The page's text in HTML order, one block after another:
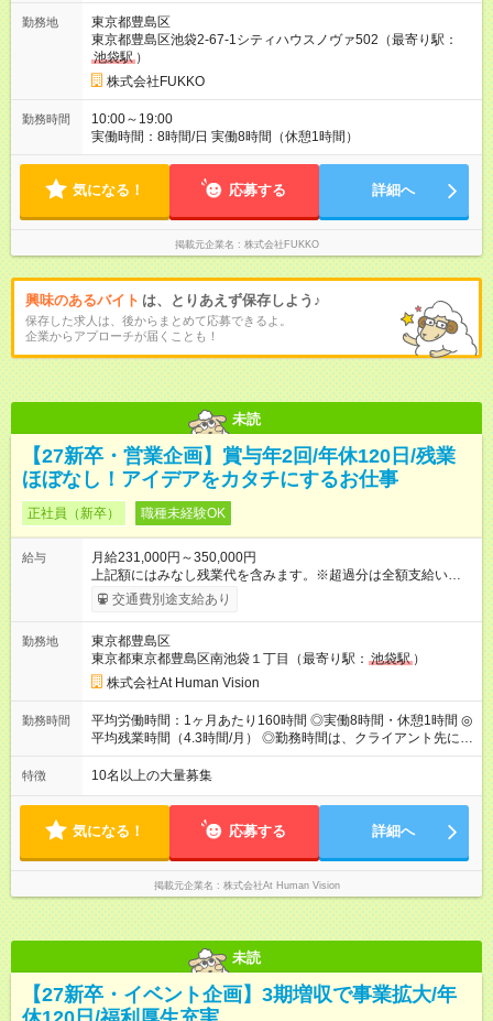
採用（契約社員） 給与：本採用時と同じです。
勤務地
東京都豊島区
東京都豊島区池袋2-67-1シティハウスノヴァ502（最寄り駅：
池袋駅 ）
株式会社FUKKO
勤務時間
10:00～19:00
実働時間：8時間/日 実働8時間（休憩1時間）
気になる！ 応募する 詳細へ
掲載元企業名 株式会社FUKKO
興味のあるバイト は、とりあえず保存しよう♪
保存した求人は、後からまとめて応募できるよ。
企業からアプローチが届くことも！
未読
【27新卒・営業企画】賞与年2回/年休120日/残業
ほぼなし！アイデアをカタチにするお仕事
正社員（新卒） 職種未経験OK
給与
月給231,000円～350,000円
上記額にはみなし残業代を含みます。※超過分は全額支給いたし
ます。 みなし残業代 24,000円 ～ 37,000円／月 みなし残業時
間 15時間／月 【給与】 月給： 大卒・院卒 ：243，000
（固定残業代 24，000円） 賞与：年２回 （業績連動型） 昇
給：年２回（3月、9月) 試用期間：6ヶ月 ※上記額にはみなし残
業代（月15時間分）が含まれた 金額になります。超過分は追加
で全額支給。 【頑張りを給与・キャリアに還元します】 年に2
回⼈事評価があり等級が決まります。 等級に合わせた給与設定
のため、若い内からでも頑張り次第で給与アップが叶います。
（⽉給34～45万円）→課⻑（⽉給36～48万円）→部⻑（⽉給40
～58万円） 【試用期間】試用期間あり 試用期間の長さ：6ヶ月
※ 雇用形態と給与に、本採用時と異なる部分があります。 雇用
形態：本採用時と同じです。 給与：月給 224,000円 ～ 330,000
円 上記額にはみなし残業代を含みます。※超過分は全額支給い
たします。 みなし残業代 24,000円 ～ 34,000円／月 みなし残業
交通費別途支給あり
勤務地
東京都豊島区
東京都東京都豊島区南池袋１丁目（最寄り駅： 池袋駅 ）
株式会社At Human Vision
勤務時間
平均労働時間：1ヶ月あたり160時間 ◎実働8時間・休憩1時間 ◎
平均残業時間（4.3時間/月） ◎勤務時間は、クライアント先に
より異なります。 ※＜シフト例＞ 10:00～19:00／11:00～
20:00 平均労働時間：1ヶ月あたり160時間 ◎実働8時間・休憩1
先に より異なります。 ※＜シフト例＞ 10:00～19:00／11:00
～20:00
特徴 10名以上の大量募集
気になる！ 応募する 詳細へ
掲載元企業名 株式会社At Human Vision
未読
【27新卒・イベント企画】3期増収で事業拡大/年